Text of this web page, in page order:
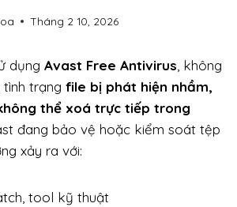
Tháng 2 10, 2026
dụng Avast Free Antivirus , không
trạng file bị phát hiện nhầm,
thể xoá trực tiếp trong
đang bảo vệ hoặc kiểm soát tệp
xảy ra với:
tool kỹ thuật